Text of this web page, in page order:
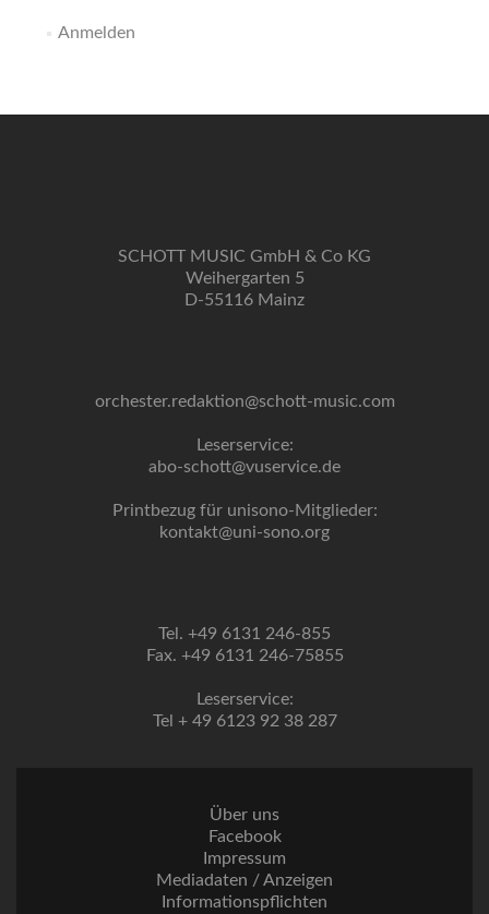
Anmelden
SCHOTT MUSIC GmbH & Co KG
Weihergarten 5
D-55116 Mainz
orchester.redaktion@schott-music.com
Leserservice:
abo-schott@vuservice.de
Printbezug für unisono-Mitglieder:
kontakt@uni-sono.org
Tel. +49 6131 246-855
Fax. +49 6131 246-75855
Leserservice:
Tel + 49 6123 92 38 287
Über uns
Facebook
Impressum
Mediadaten / Anzeigen
Informationspflichten